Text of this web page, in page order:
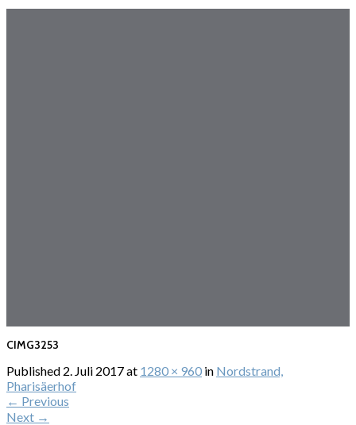
CIMG3253
Published 2. Juli 2017at 1280 × 960 in Nordstrand,
Pharisäerhof
← Previous
Next →